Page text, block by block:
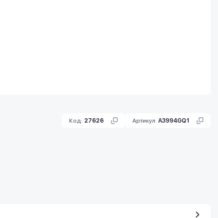
Код: 27626 Артикул: A3994GQ1